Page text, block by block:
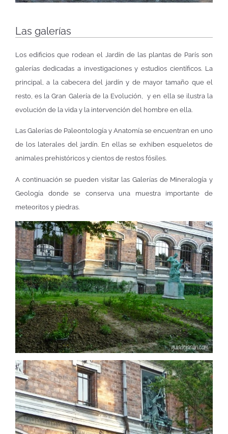
Las galerías
Los edificios que rodean el Jardín de las plantas de París son
galerías dedicadas a investigaciones y estudios científicos. La
principal, a la cabecera del jardín y de mayor tamaño que el
resto, es la Gran Galería de la Evolución, y en ella se ilustra la
evolución de la vida y la intervención del hombre en ella.
Las Galerías de Paleontología y Anatomía se encuentran en uno
de los laterales del jardín. En ellas se exhiben esqueletos de
animales prehistóricos y cientos de restos fósiles.
A continuación se pueden visitar las Galerías de Mineralogía y
Geología donde se conserva una muestra importante de
meteoritos y piedras.